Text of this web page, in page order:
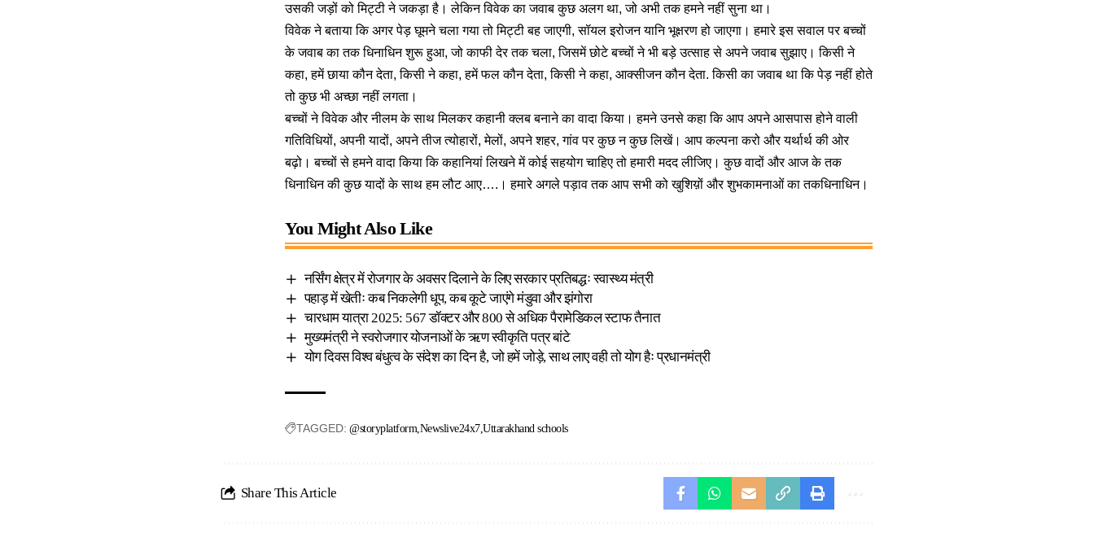
उसकी जड़ों को मिट्टी ने जकड़ा है। लेकिन विवेक का जवाब कुछ अलग था, जो अभी तक हमने नहीं सुना था।
विवेक ने बताया कि अगर पेड़ घूमने चला गया तो मिट्टी बह जाएगी, सॉयल इरोजन यानि भूक्षरण हो जाएगा। हमारे इस सवाल पर बच्चों
के जवाब का तक धिनाधिन शुरू हुआ, जो काफी देर तक चला, जिसमें छोटे बच्चों ने भी बड़े उत्साह से अपने जवाब सुझाए। किसी ने
कहा, हमें छाया कौन देता, किसी ने कहा, हमें फल कौन देता, किसी ने कहा, आक्सीजन कौन देता. किसी का जवाब था कि पेड़ नहीं होते
तो कुछ भी अच्छा नहीं लगता।
बच्चों ने विवेक और नीलम के साथ मिलकर कहानी क्लब बनाने का वादा किया। हमने उनसे कहा कि आप अपने आसपास होने वाली
गतिविधियों, अपनी यादों, अपने तीज त्योहारों, मेलों, अपने शहर, गांव पर कुछ न कुछ लिखें। आप कल्पना करो और यर्थार्थ की ओर
बढ़ो। बच्चों से हमने वादा किया कि कहानियां लिखने में कोई सहयोग चाहिए तो हमारी मदद लीजिए। कुछ वादों और आज के तक
धिनाधिन की कुछ यादों के साथ हम लौट आए….। हमारे अगले पड़ाव तक आप सभी को खुशिय़ों और शुभकामनाओं का तकधिनाधिन।
You Might Also Like
नर्सिंग क्षेत्र में रोजगार के अवसर दिलाने के लिए सरकार प्रतिबद्धः स्वास्थ्य मंत्री
पहाड़ में खेतीः कब निकलेगी धूप, कब कूटे जाएंगे मंडुवा और झंगोरा
चारधाम यात्रा 2025: 567 डॉक्टर और 800 से अधिक पैरामेडिकल स्टाफ तैनात
मुख्यमंत्री ने स्वरोजगार योजनाओं के ऋण स्वीकृति पत्र बांटे
योग दिवस विश्व बंधुत्व के संदेश का दिन है, जो हमें जोड़े, साथ लाए वही तो योग हैः प्रधानमंत्री
TAGGED: @storyplatform Newslive24x7 Uttarakhand schools
Share This Article